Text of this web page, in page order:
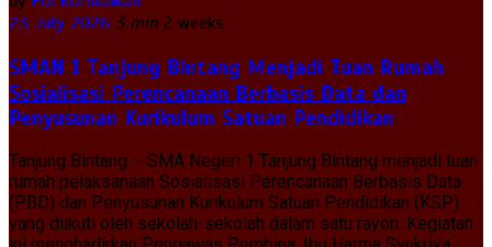
23 July 2026 3 min 2 weeks
SMAN 1 Tanjung Bintang Menjadi Tuan Rumah
Sosialisasi Perencanaan Berbasis Data dan
Penyusunan Kurikulum Satuan Pendidikan
Tanjung Bintang – SMA Negeri 1 Tanjung Bintang menjadi tuan
rumah pelaksanaan Sosialisasi Perencanaan Berbasis Data
(PBD) dan Penyusunan Kurikulum Satuan Pendidikan (KSP)
yang diikuti oleh sekolah-sekolah dalam satu rayon. Kegiatan